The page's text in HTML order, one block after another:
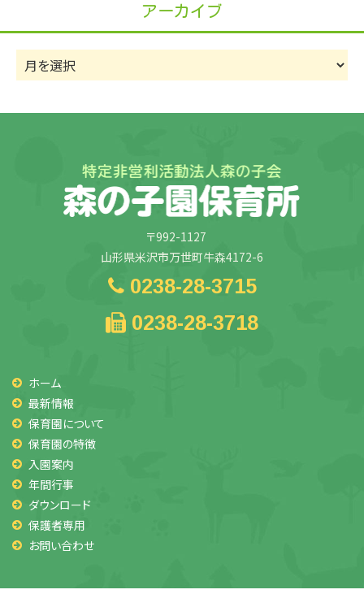
アーカイブ
ー
〒992-1127
山形県米沢市万世町牛森4172-6
0238-28-3715
0238-28-3718
ホーム
最新情報
保育園について
保育園の特徴
入園案内
年間行事
ダウンロード
保護者専用
お問い合わせ